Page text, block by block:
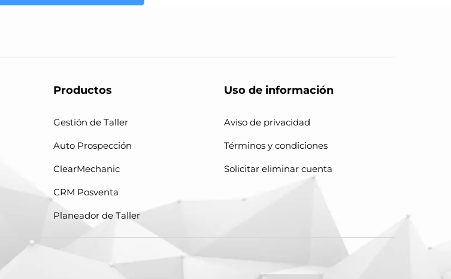
Productos
Gestión de Taller
Auto Prospección
ClearMechanic
CRM Posventa
Planeador de Taller
Uso de información
Aviso de privacidad
Términos y condiciones
Solicitar eliminar cuenta